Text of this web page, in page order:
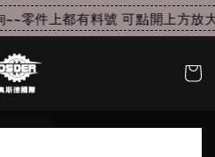
零件上都有料號 可點開上方放